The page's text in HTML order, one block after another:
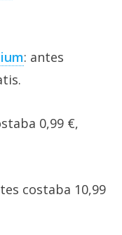
: antes
0,99 €,
costaba 10,99